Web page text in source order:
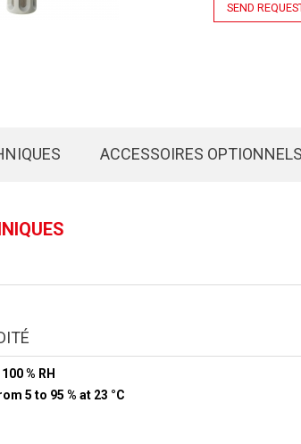
SEND
ACCESSOIRES
% RH
5 to 95 % at 23 °C